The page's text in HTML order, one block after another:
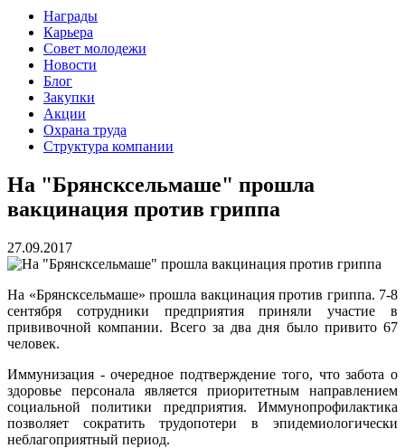
Награды
Карьера
Совет молодежи
Новости
Блог
Закупки
Акции
Охрана труда
Структура компании
На "Брянсксельмаше" прошла
вакцинация против гриппа
27.09.2017
На «Брянсксельмаше» прошла вакцинация против гриппа. 7-8
сентября сотрудники предприятия приняли участие в
прививочной компании. Всего за два дня было привито 67
человек.
Иммунизация - очередное подтверждение того, что забота о
здоровье персонала является приоритетным направлением
социальной политики предприятия. Иммунопрофилактика
позволяет сократить трудопотери в эпидемиологически
неблагоприятный период.